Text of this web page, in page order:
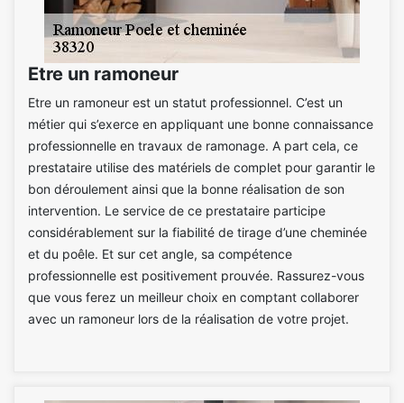
Etre un ramoneur
Etre un ramoneur est un statut professionnel. C’est un
métier qui s’exerce en appliquant une bonne connaissance
professionnelle en travaux de ramonage. A part cela, ce
prestataire utilise des matériels de complet pour garantir le
bon déroulement ainsi que la bonne réalisation de son
intervention. Le service de ce prestataire participe
considérablement sur la fiabilité de tirage d’une cheminée
et du poêle. Et sur cet angle, sa compétence
professionnelle est positivement prouvée. Rassurez-vous
que vous ferez un meilleur choix en comptant collaborer
avec un ramoneur lors de la réalisation de votre projet.